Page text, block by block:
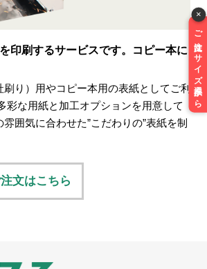
×
ご注文はサイズ選択から
印刷するサービスです。コピー本に
り）用やコピー本用の表紙としてご利
彩な用紙と加工オプションを用意して
囲気に合わせた”こだわりの”表紙を制
文はこちら